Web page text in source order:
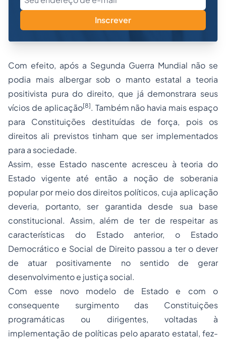
Inscrever
Com efeito, após a Segunda Guerra Mundial não se
podia mais albergar sob o manto estatal a teoria
positivista pura do direito, que já demonstrara seus
vícios de aplicação[8]. Também não havia mais espaço
para Constituições destituídas de força, pois os
direitos ali previstos tinham que ser implementados
para a sociedade.
Assim, esse Estado nascente acresceu à teoria do
Estado vigente até então a noção de soberania
popular por meio dos direitos políticos, cuja aplicação
deveria, portanto, ser garantida desde sua base
constitucional. Assim, além de ter de respeitar as
características do Estado anterior, o Estado
Democrático e Social de Direito passou a ter o dever
de atuar positivamente no sentido de gerar
desenvolvimento e justiça social.
Com esse novo modelo de Estado e com o
consequente surgimento das Constituições
programáticas ou dirigentes, voltadas à
implementação de políticas pelo aparato estatal, fez-